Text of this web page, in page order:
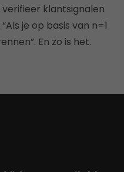
klantsignalen
je op basis van n=1
En zo is het.